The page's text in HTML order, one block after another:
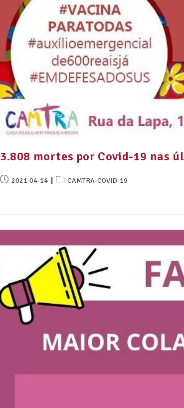
3.808 mortes por Covid-19 nas
2021-04-14 CAMTRA-COVID-19